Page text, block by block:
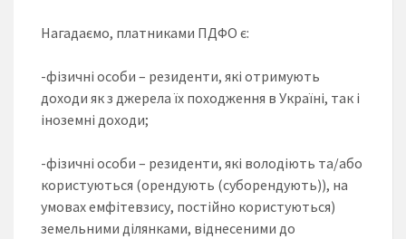
Нагадаємо, платниками ПДФО є:
-фізичні особи – резиденти, які отримують
доходи як з джерела їх походження в Україні, так і
іноземні доходи;
-фізичні особи – резиденти, які володіють та/або
користуються (орендують (суборендують)), на
умовах емфітевзису, постійно користуються)
земельними ділянками, віднесеними до